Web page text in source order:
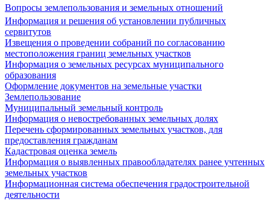
Вопросы землепользования и земельных отношений
Информация и решения об установлении публичных
сервитутов
Извещения о проведении собраний по согласованию
местоположения границ земельных участков
Информация о земельных ресурсах муниципального
образования
Оформление документов на земельные участки
Землепользование
Муниципальный земельный контроль
Информация о невостребованных земельных долях
Перечень сформированных земельных участков, для
предоставления гражданам
Кадастровая оценка земель
Информация о выявленных правообладателях ранее учтенных
земельных участков
Информационная система обеспечения градостроительной
деятельности